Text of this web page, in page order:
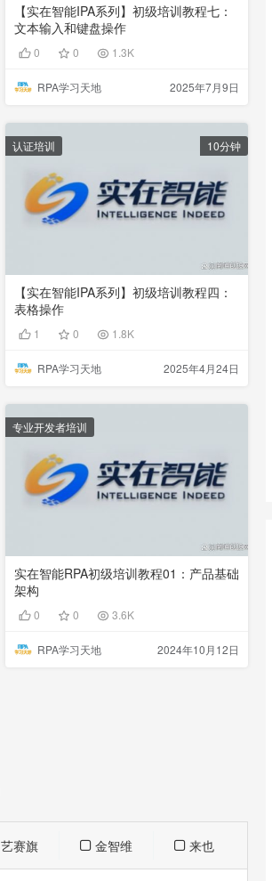
【实在智能IPA系列】初级培训教程七：
文本输入和键盘操作
0 0 1.3K
RPA学习天地 2025年7月9日
认证培训 10分钟
【实在智能IPA系列】初级培训教程四：
表格操作
1 0 1.8K
RPA学习天地 2025年4月24日
专业开发者培训
实在智能RPA初级培训教程01：产品基础
架构
0 0 3.6K
RPA学习天地 2024年10月12日
艺赛旗 金智维 来也